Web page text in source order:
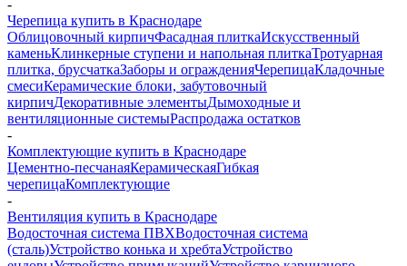
-
Черепица купить в Краснодаре
Облицовочный кирпичФасадная плиткаИскусственный
каменьКлинкерные ступени и напольная плиткаТротуарная
плитка, брусчаткаЗаборы и огражденияЧерепицаКладочные
смесиКерамические блоки, забутовочный
кирпичДекоративные элементыДымоходные и
вентиляционные системыРаспродажа остатков
-
Комплектующие купить в Краснодаре
Цементно-песчанаяКерамическаяГибкая
черепицаКомплектующие
-
Вентиляция купить в Краснодаре
Водосточная система ПВХВодосточная система
(сталь)Устройство конька и хребтаУстройство